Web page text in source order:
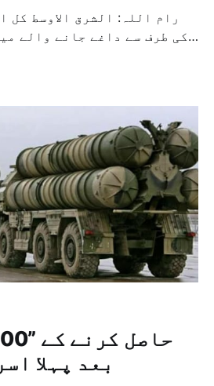
رام اللہ: الشرق الاوسط کل
کی طرف سے داغے جانے والے
بعد پہلا